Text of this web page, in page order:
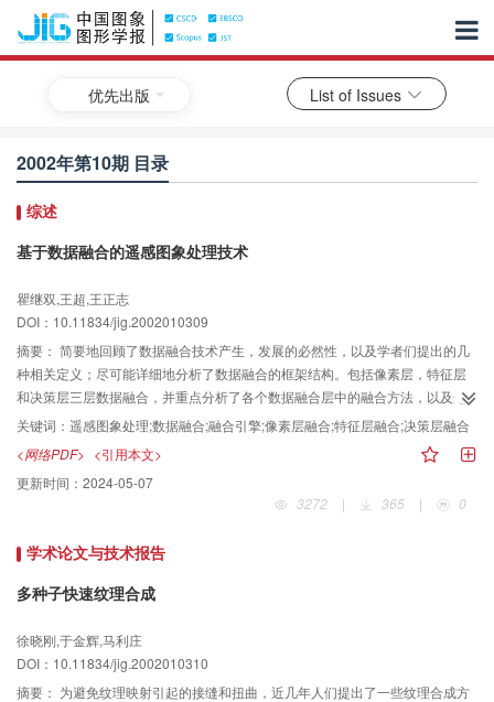
优先出版 List of Issues
2002年第10期 目录
综述
基于数据融合的遥感图象处理技术
瞿继双,王超,王正志
DOI：10.11834/jig.2002010309
摘要： 简要地回顾了数据融合技术产生，发展的必然性，以及学者们提出的几
种相关定义；尽可能详细地分析了数据融合的框架结构。包括像素层，特征层
和决策层三层数据融合，并重点分析了各个数据融合层中的融合方法，以及这
些方法在遥感图象处理中的应用，由于数据融合与遥感图象分类，目标检测，
变化检测，目标识别的密切相关性，还对数据融合与这些应用的结合作了一定
的分析。最后给出了结论和展望。
关键词： 遥感图象处理;数据融合;融合引擎;像素层融合;特征层融合;决策层融合
<网络PDF> <引用本文>
更新时间： 2024-05-07
3272
| 365 | 0
学术论文与技术报告
多种子快速纹理合成
徐晓刚,于金辉,马利庄
DOI：10.11834/jig.2002010310
摘要： 为避免纹理映射引起的接缝和扭曲，近几年人们提出了一些纹理合成方